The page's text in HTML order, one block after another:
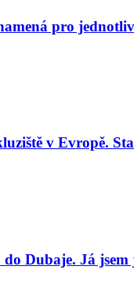
pro
v Evropě.
Dubaje. Já